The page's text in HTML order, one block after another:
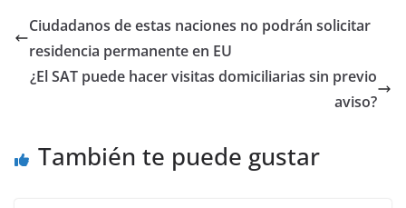
e
b
o
er l s
A
p
e
n
g
gr
m
p
tir
Ciudadanos de estas naciones no podrán solicitar
residencia permanente en EU
¿El SAT puede hacer visitas domiciliarias sin previo
aviso?
También te puede gustar